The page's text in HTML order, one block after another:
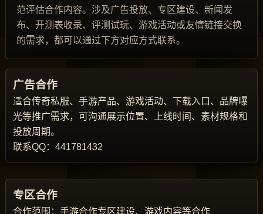
范评估合作内容。涉及广告投放、专区建设、新闻发
布、开测表收录、评测试玩、游戏活动或友情链接交换
的需求，都可以通过下方对应方式联系。
广告合作
适合传奇私服、手游产品、游戏活动、下载入口、品牌曝
光等推广需求，可沟通展示位置、上线时间、素材规格和
投放周期。
联系QQ：441781432
专区合作
合作范围：手游合作专区建设、游戏内容等合作